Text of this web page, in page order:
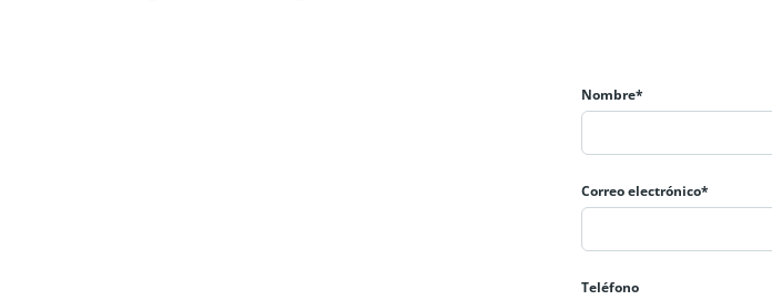
Nombre*
Correo electrónico*
Teléfono